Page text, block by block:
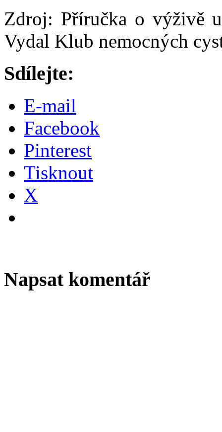
Zdroj: Příručka o výživě
Vydal Klub nemocných
Sdílejte:
E-mail
Facebook
Pinterest
Tisknout
X
Napsat komentář